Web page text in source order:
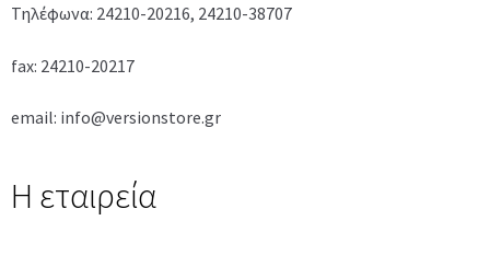
Τηλέφωνα: 24210-20216, 24210-38707
fax: 24210-20217
email: info@versionstore.gr
H εταιρεία